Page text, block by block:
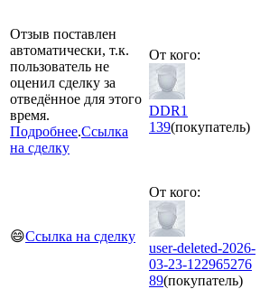
Отзыв поставлен
автоматически, т.к.
пользователь не
оценил сделку за
отведённое для этого
время.
Подробнее.Ссылка
на сделку
От кого:
DDR1
139(покупатель)
😄Ссылка на сделку
От кого:
user-deleted-2026-
03-23-122965276
89(покупатель)